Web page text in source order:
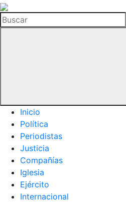
La
Hemeroteca
del
Buscar
Inicio
Política
Periodistas
Justicia
Compañías
Iglesia
Ejército
Internacional